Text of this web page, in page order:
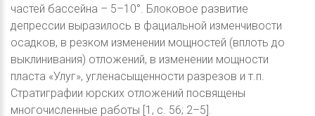
частей бассейна – 5–10°. Блоковое развитие
депрессии выразилось в фациальной изменчивости
осадков, в резком изменении мощностей (вплоть до
выклинивания) отложений, в изменении мощности
пласта «Улуг», угленасыщенности разрезов и т.п.
Стратиграфии юрских отложений посвящены
многочисленные работы [1, с. 56; 2–5].